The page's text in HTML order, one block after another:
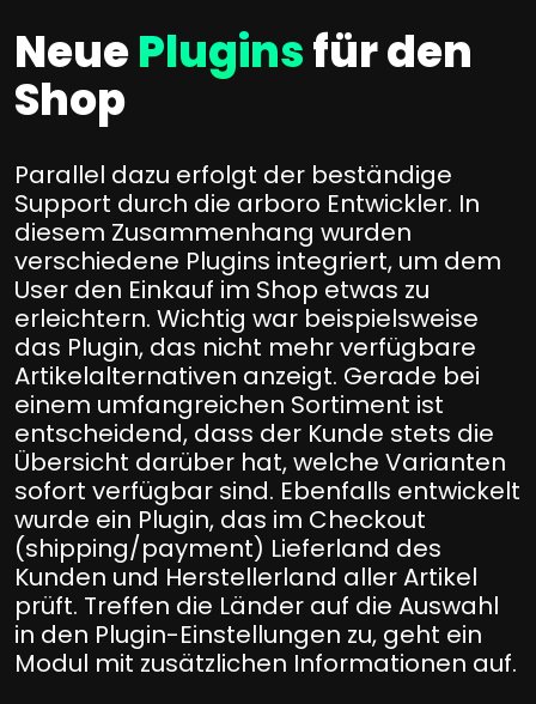
NeuePluginsfür den
Shop
Parallel dazu erfolgt der beständige
Support durch die arboro Entwickler. In
diesem Zusammenhang wurden
verschiedene Plugins integriert, um dem
User den Einkauf im Shop etwas zu
erleichtern. Wichtig war beispielsweise
das Plugin, das nicht mehr verfügbare
Artikelalternativen anzeigt. Gerade bei
einem umfangreichen Sortiment ist
entscheidend, dass der Kunde stets die
Übersicht darüber hat, welche Varianten
sofort verfügbar sind. Ebenfalls entwickelt
wurde ein Plugin, das im Checkout
(shipping/payment) Lieferland des
Kunden und Herstellerland aller Artikel
prüft. Treffen die Länder auf die Auswahl
in den Plugin-Einstellungen zu, geht ein
Modul mit zusätzlichen Informationen auf.